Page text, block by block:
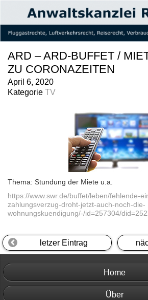
ARD – ARD-BUFFET /
ZU CORONAZEITEN
April 6, 2020
Kategorie TV
Thema: Stundung der Miete u.a.
https://www.swr.de/buffet/leben/fehlende-
zahlungsverzug-droht-jetzt-auch-noch-die-
wohnungskuendigung/-/id=257304/
letzer Eintrag
Home
Über